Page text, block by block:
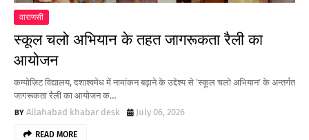
वाराणसी
स्कूल चलो अभियान के तहत जागरूकता रैली का
आयोजन
कम्पोज़िट विद्यालय, दशाश्वमेध में नामांकन बढ़ाने के उद्देश्य से ‘स्कूल चलो अभियान’ के अन्तर्गत
जागरूकता रैली का आयोजन क…
Allahabad khabar desk
July 06, 2026
READ MORE